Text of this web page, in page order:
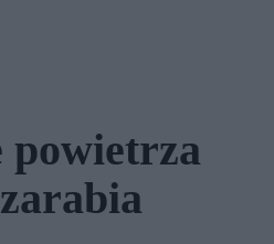
powietrza